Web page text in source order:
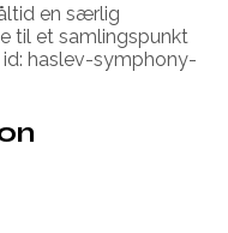
en særlig
til et samlingspunkt
haslev-symphony-